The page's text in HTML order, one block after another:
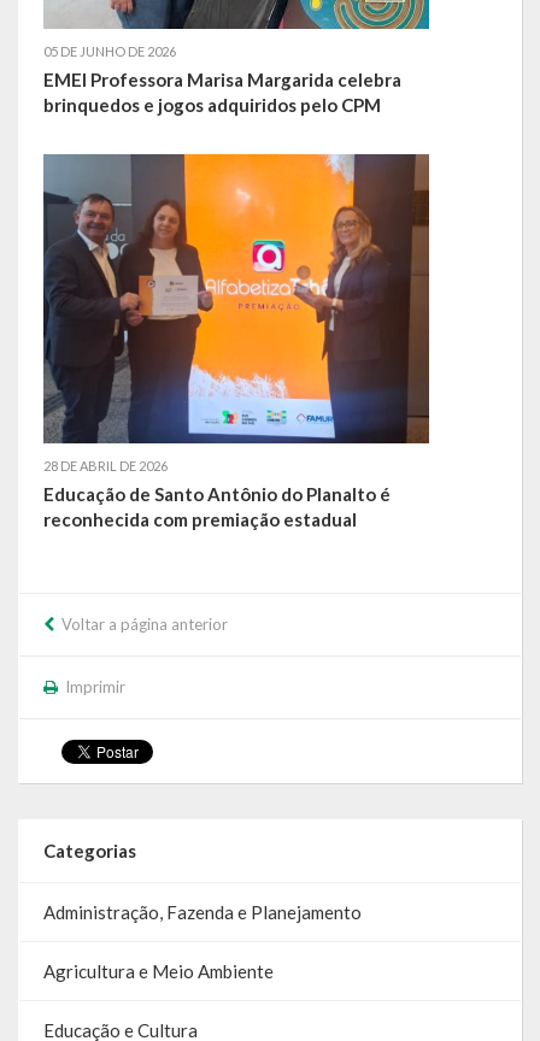
Concurso Público
Carta de Serviços
Repasses e Transferências
05 DE JUNHO DE 2026
EMEI Professora Marisa Margarida celebra
brinquedos e jogos adquiridos pelo CPM
28 DE ABRIL DE 2026
Educação de Santo Antônio do Planalto é
reconhecida com premiação estadual
Voltar a página anterior
Imprimir
Categorias
Administração, Fazenda e Planejamento
Agricultura e Meio Ambiente
Educação e Cultura